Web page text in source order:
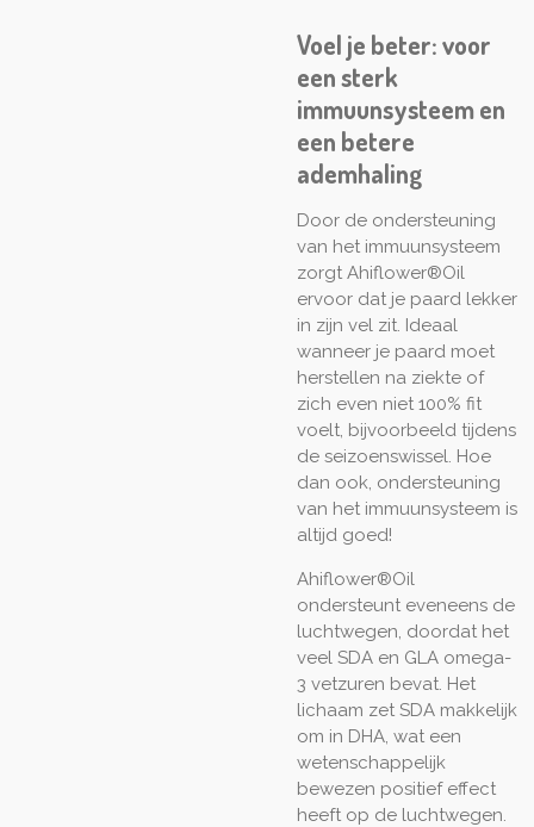
Voel je beter: voor
een sterk
immuunsysteem en
een betere
ademhaling
Door de ondersteuning
van het immuunsysteem
zorgt Ahiflower®Oil
ervoor dat je paard lekker
in zijn vel zit. Ideaal
wanneer je paard moet
herstellen na ziekte of
zich even niet 100% fit
voelt, bijvoorbeeld tijdens
de seizoenswissel. Hoe
dan ook, ondersteuning
van het immuunsysteem is
altijd goed!
Ahiflower®Oil
ondersteunt eveneens de
luchtwegen, doordat het
veel SDA en GLA omega-
3 vetzuren bevat. Het
lichaam zet SDA makkelijk
om in DHA, wat een
wetenschappelijk
bewezen positief effect
heeft op de luchtwegen.